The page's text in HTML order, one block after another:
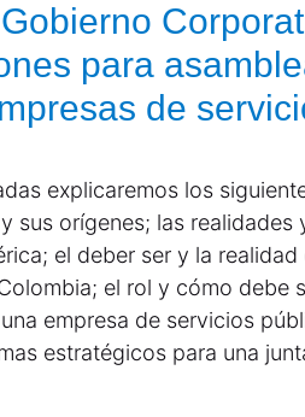
para
de
explicaremos los
sus orígenes; las
el deber ser y la
el rol y cómo debe
empresa de servicios
estratégicos para una